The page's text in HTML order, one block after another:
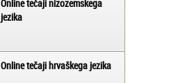
Online tečaji nizozemskega
jezika
Online tečaji hrvaškega jezika